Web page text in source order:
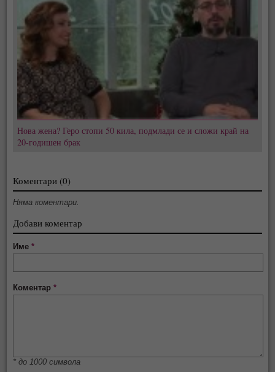
Нова жена? Геро стопи 50 кила, подмлади се и сложи край на
20-годишен брак
Коментари (0)
Няма коментари.
Добави коментар
Име*
Коментар*
* до 1000 символа